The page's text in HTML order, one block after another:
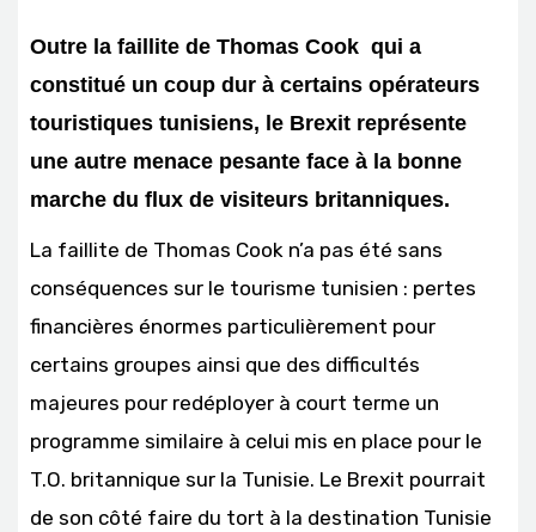
Outre la faillite de Thomas Cook qui a
constitué un coup dur à certains opérateurs
touristiques tunisiens, le Brexit représente
une autre menace pesante face à la bonne
marche du flux de visiteurs britanniques.
La faillite de Thomas Cook n’a pas été sans
conséquences sur le tourisme tunisien : pertes
financières énormes particulièrement pour
certains groupes ainsi que des difficultés
majeures pour redéployer à court terme un
programme similaire à celui mis en place pour le
T.O. britannique sur la Tunisie. Le Brexit pourrait
de son côté faire du tort à la destination Tunisie